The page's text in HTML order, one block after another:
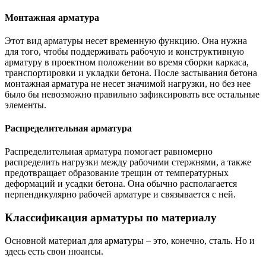
Монтажная арматура
Этот вид арматуры несет временную функцию. Она нужна
для того, чтобы поддерживать рабочую и конструктивную
арматуру в проектном положении во время сборки каркаса,
транспортировки и укладки бетона. После застывания бетона
монтажная арматура не несет значимой нагрузки, но без нее
было бы невозможно правильно зафиксировать все остальные
элементы.
Распределительная арматура
Распределительная арматура помогает равномерно
распределить нагрузки между рабочими стержнями, а также
предотвращает образование трещин от температурных
деформаций и усадки бетона. Она обычно располагается
перпендикулярно рабочей арматуре и связывается с ней.
Классификация арматуры по материалу
Основной материал для арматуры – это, конечно, сталь. Но и
здесь есть свои нюансы.